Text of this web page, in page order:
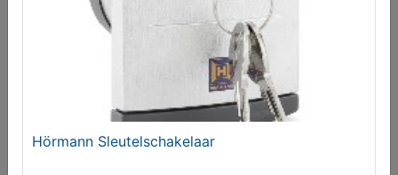
No place like home + Jessica's first prayer - Hesba
Hörmann Sleutelschakelaar